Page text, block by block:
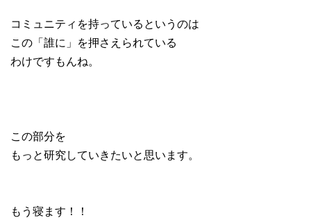
コミュニティを持っているというのは
この「誰に」を押さえられている
わけですもんね。
この部分を
もっと研究していきたいと思います。
もう寝ます！！